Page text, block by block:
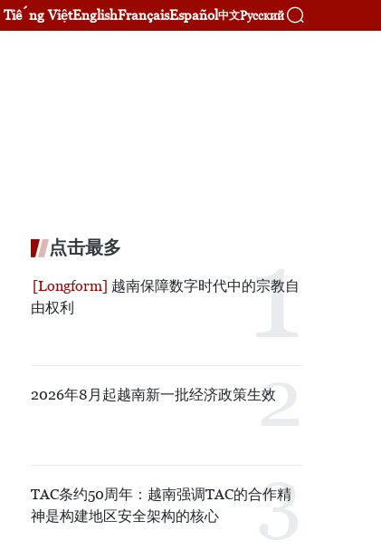
Tiếng ViệtEnglishFrançaisEspañol中文Русский
点击最多
越南保障数字时代中的宗教自
由权利
2026年8月起越南新一批经济政策生效
TAC条约50周年：越南强调TAC的合作精
神是构建地区安全架构的核心